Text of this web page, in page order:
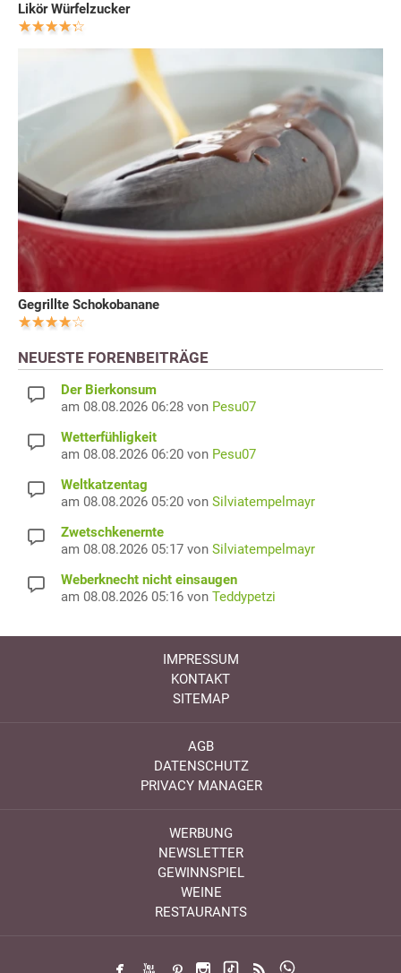
Likör Würfelzucker
Gegrillte Schokobanane
NEUESTE FORENBEITRÄGE
Der Bierkonsum
am 08.08.2026 06:28 von Pesu07
Wetterfühligkeit
am 08.08.2026 06:20 von Pesu07
Weltkatzentag
am 08.08.2026 05:20 von Silviatempelmayr
Zwetschkenernte
am 08.08.2026 05:17 von Silviatempelmayr
Weberknecht nicht einsaugen
am 08.08.2026 05:16 von Teddypetzi
IMPRESSUM
KONTAKT
SITEMAP
AGB
DATENSCHUTZ
PRIVACY MANAGER
WERBUNG
NEWSLETTER
GEWINNSPIEL
WEINE
RESTAURANTS